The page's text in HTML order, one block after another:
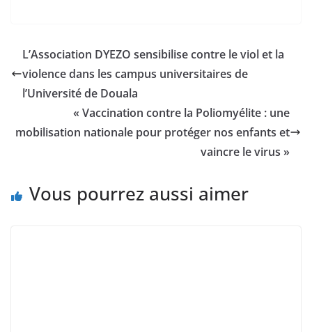
L’Association DYEZO sensibilise contre le viol et la
violence dans les campus universitaires de
l’Université de Douala
« Vaccination contre la Poliomyélite : une
mobilisation nationale pour protéger nos enfants et
vaincre le virus »
Vous pourrez aussi aimer